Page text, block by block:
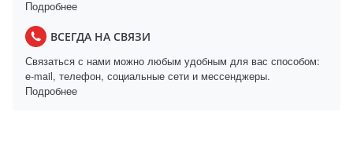
Подробнее
ВСЕГДА НА СВЯЗИ
Связаться с нами можно любым удобным для вас способом:
e-mail, телефон, социальные сети и мессенджеры.
Подробнее